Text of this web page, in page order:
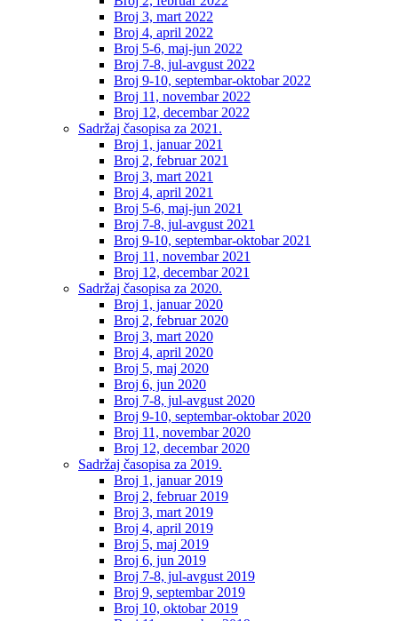
Broj 3, mart 2022
Broj 4, april 2022
Broj 5-6, maj-jun 2022
Broj 7-8, jul-avgust 2022
Broj 9-10, septembar-oktobar 2022
Broj 11, novembar 2022
Broj 12, decembar 2022
Sadržaj časopisa za 2021.
Broj 1, januar 2021
Broj 2, februar 2021
Broj 3, mart 2021
Broj 4, april 2021
Broj 5-6, maj-jun 2021
Broj 7-8, jul-avgust 2021
Broj 9-10, septembar-oktobar 2021
Broj 11, novembar 2021
Broj 12, decembar 2021
Sadržaj časopisa za 2020.
Broj 1, januar 2020
Broj 2, februar 2020
Broj 3, mart 2020
Broj 4, april 2020
Broj 5, maj 2020
Broj 6, jun 2020
Broj 7-8, jul-avgust 2020
Broj 9-10, septembar-oktobar 2020
Broj 11, novembar 2020
Broj 12, decembar 2020
Sadržaj časopisa za 2019.
Broj 1, januar 2019
Broj 2, februar 2019
Broj 3, mart 2019
Broj 4, april 2019
Broj 5, maj 2019
Broj 6, jun 2019
Broj 7-8, jul-avgust 2019
Broj 9, septembar 2019
Broj 10, oktobar 2019